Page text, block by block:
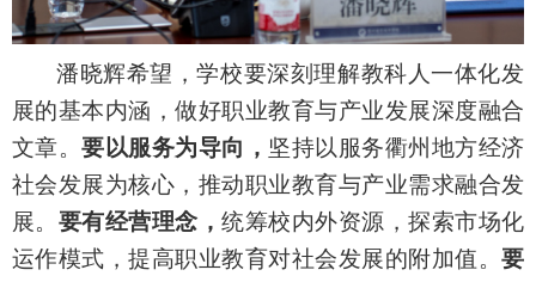
潘晓辉希望，学校要深刻理解教科人一体化发
展的基本内涵，做好职业教育与产业发展深度融合
文章。要以服务为导向， 坚持以服务衢州地方经济
社会发展为核心，推动职业教育与产业需求融合发
展。 要有经营理念，统筹校内外资源，探索市场化
运作模式，提高职业教育对社会发展的附加值。 要